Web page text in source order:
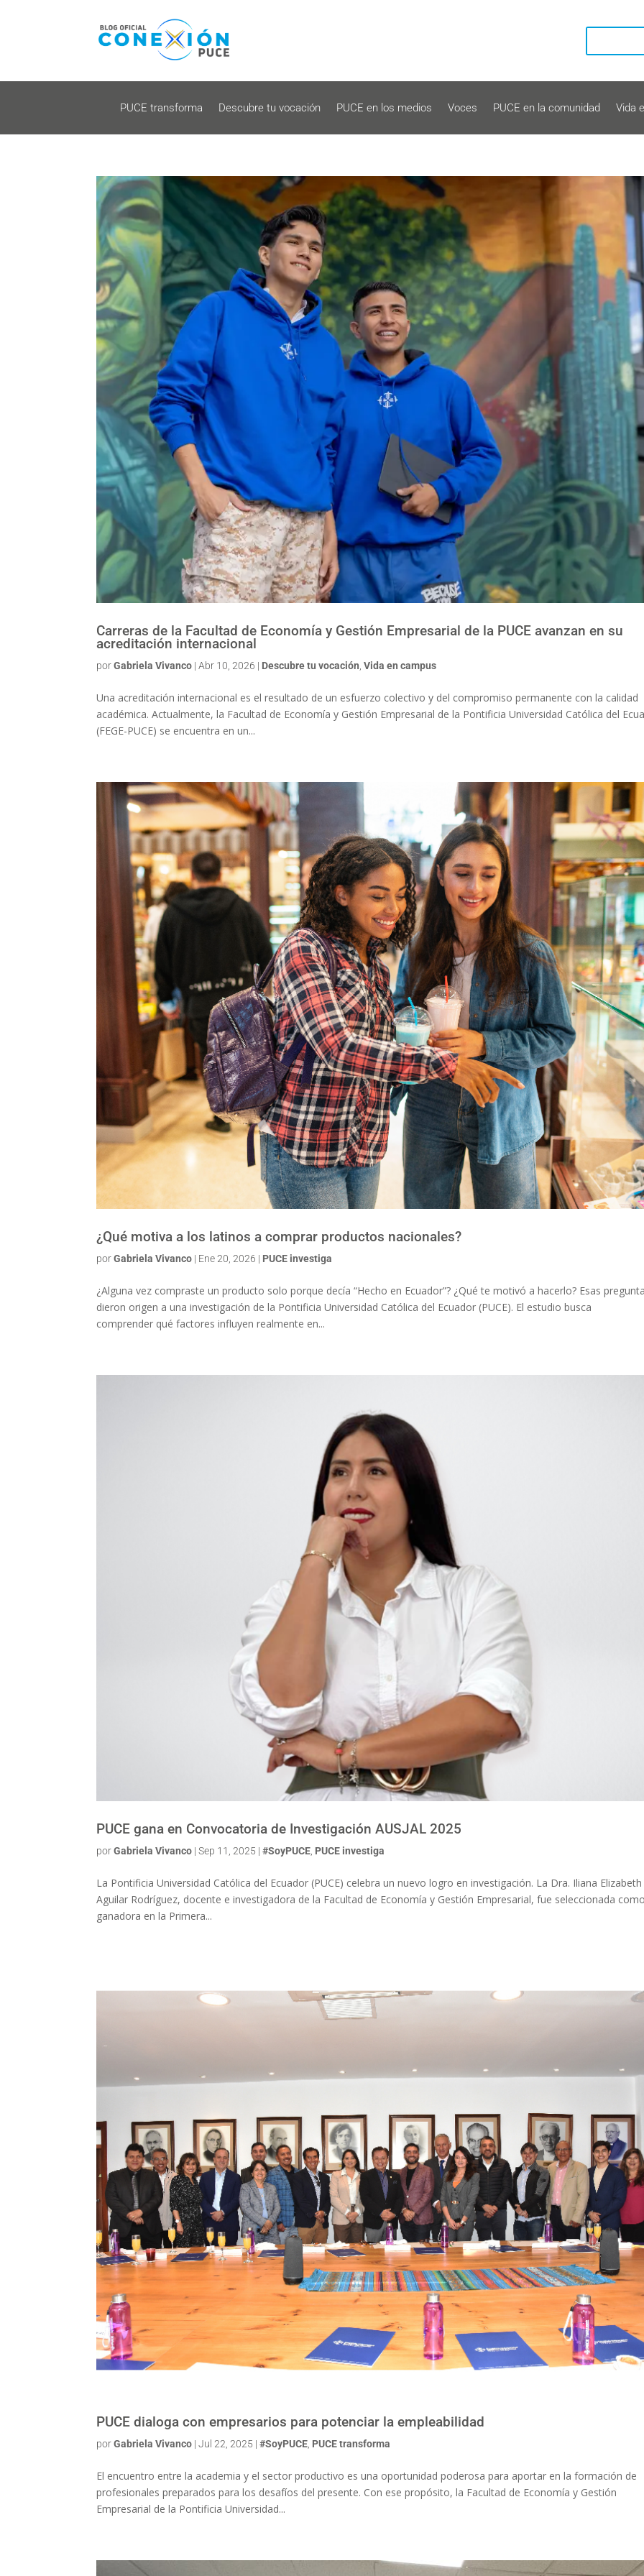
PUCE transforma Descubre tu vocación PUCE en los medios Voces PUCE en la comunidad Vida
Carreras de la Facultad de Economía y Gestión Empresarial de la PUCE avanzan en su
acreditación internacional
porGabriela Vivanco |Abr 10, 2026 | Descubre tu vocación ,Vida en campus
Una acreditación internacional es el resultado de un esfuerzo colectivo y del compromiso permanente con la calidad
académica. Actualmente, la Facultad de Economía y Gestión Empresarial de la Pontificia Universidad Católica del
(FEGE-PUCE) se encuentra en un...
¿Qué motiva a los latinos a comprar productos nacionales?
porGabriela Vivanco | Ene 20, 2026 | PUCE investiga
¿Alguna vez compraste un producto solo porque decía “Hecho en Ecuador”? ¿Qué te motivó a hacerlo? Esas
dieron origen a una investigación de la Pontificia Universidad Católica del Ecuador (PUCE). El estudio busca
comprender qué factores influyen realmente en...
PUCE gana en Convocatoria de Investigación AUSJAL 2025
porGabriela Vivanco |Sep 11, 2025 |#SoyPUCE, PUCE investiga
La Pontificia Universidad Católica del Ecuador (PUCE) celebra un nuevo logro en investigación. La Dra. Iliana Elizabeth
Aguilar Rodríguez, docente e investigadora de la Facultad de Economía y Gestión Empresarial, fue seleccionada
ganadora en la Primera...
PUCE dialoga con empresarios para potenciar la empleabilidad
porGabriela Vivanco |Jul 22, 2025 |#SoyPUCE PUCE transforma
El encuentro entre la academia y el sector productivo es una oportunidad poderosa para aportar en la formación de
profesionales preparados para los desafíos del presente. Con ese propósito, la Facultad de Economía y Gestión
Empresarial de la Pontificia Universidad...